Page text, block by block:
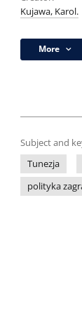
Kujawa, Karol.
More
Subject and
Tunezja
polityka